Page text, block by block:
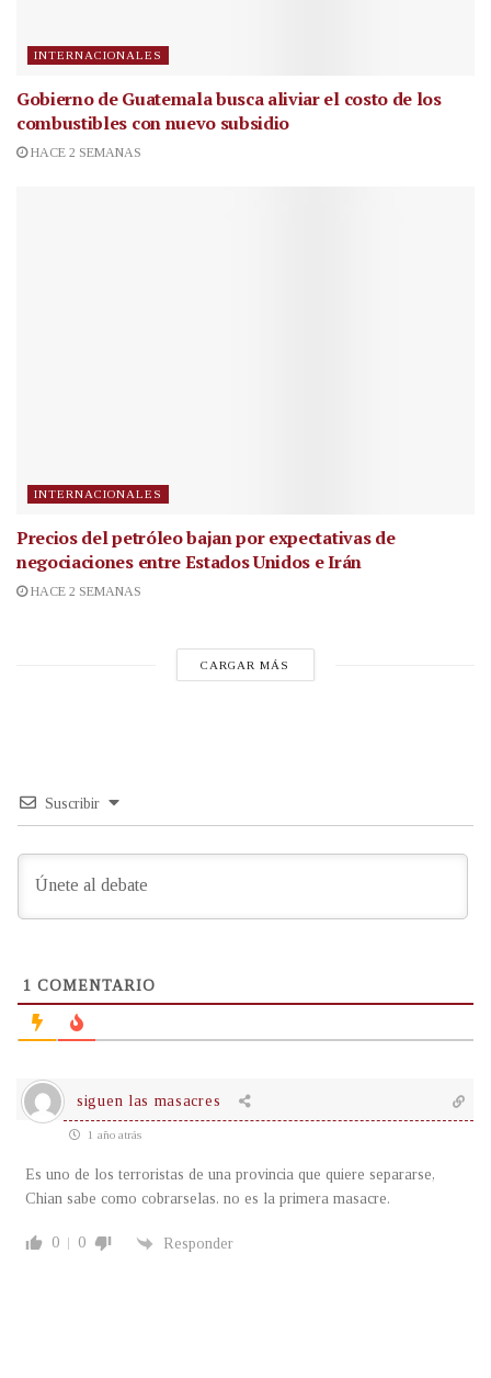
INTERNACIONALES
Gobierno de Guatemala busca aliviar el costo de los
combustibles con nuevo subsidio
HACE 2 SEMANAS
INTERNACIONALES
Precios del petróleo bajan por expectativas de
negociaciones entre Estados Unidos e Irán
HACE 2 SEMANAS
CARGAR MÁS
Suscribir
1 COMENTARIO
siguen las masacres
1 año atrás
Es uno de los terroristas de una provincia que quiere separarse,
Chian sabe como cobrarselas. no es la primera masacre.
0 0 Responder